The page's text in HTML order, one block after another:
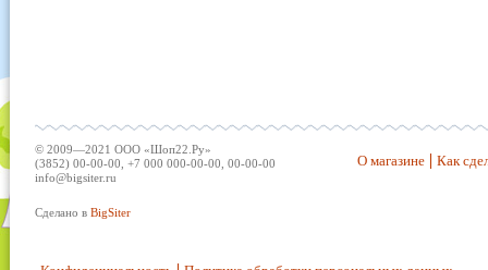
© 2009—2021 ООО «Шоп22.Ру»
(3852) 00-00-00, +7 000 000-00-00, 00-00-00
info@bigsiter.ru
Сделано в BigSiter
О магазине Как